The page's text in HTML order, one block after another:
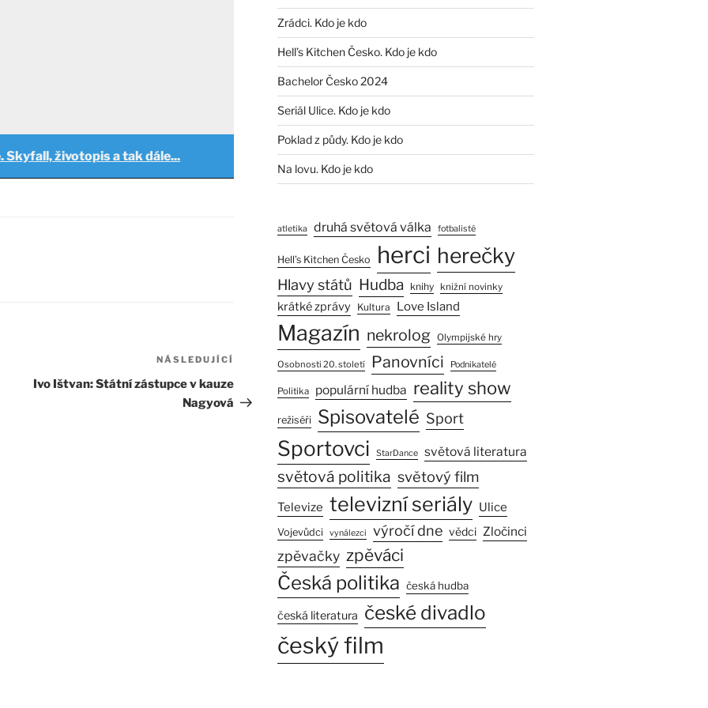
Skyfall, životopis a tak dále...
Následující
příspěvek
NÁSLEDUJÍCÍ
Ivo Ištvan: Státní zástupce v kauze
Nagyová
Zrádci. Kdo je kdo
Hell’s Kitchen Česko. Kdo je kdo
Bachelor Česko 2024
Seriál Ulice. Kdo je kdo
Poklad z půdy. Kdo je kdo
Na lovu. Kdo je kdo
atletika druhá světová válka fotbalisté
Hell’s Kitchen Česko herci herečky
Hlavy států Hudba knihy knižní novinky
krátké zprávy Kultura Love Island
Magazín nekrolog Olympijské hry
Osobnosti 20. století Panovníci Podnikatelé
Politika populární hudba reality show
režiséři Spisovatelé Sport
Sportovci StarDance světová literatura
světová politika světový film
Televize televizní seriály Ulice
Vojevůdci vynálezci výročí dne vědci Zločinci
zpěvačky zpěváci
Česká politika česká hudba
česká literatura české divadlo
český film